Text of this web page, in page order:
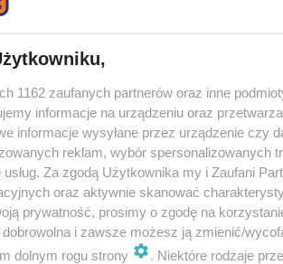
i Winnic w Zielonej Górze -
1162 zaufanych partnerów oraz inne
informacje na urządzeniu oraz
informacje wysyłane przez urządzenie czy
reklam, wybór spersonalizowanych
usług. Za zgodą Użytkownika my i Zaufani
oraz aktywnie skanować
prywatność, prosimy o zgodę na
dobrowolna i zawsze możesz ją zmienić/
dolnym rogu strony
. Niektóre rodzaje